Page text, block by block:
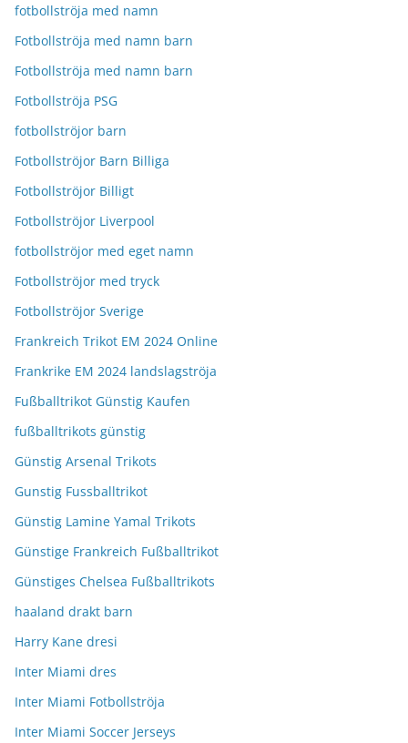
fotbollströja med namn
Fotbollströja med namn barn
Fotbollströja med namn barn
Fotbollströja PSG
fotbollströjor barn
Fotbollströjor Barn Billiga
Fotbollströjor Billigt
Fotbollströjor Liverpool
fotbollströjor med eget namn
Fotbollströjor med tryck
Fotbollströjor Sverige
Frankreich Trikot EM 2024 Online
Frankrike EM 2024 landslagströja
Fußballtrikot Günstig Kaufen
fußballtrikots günstig
Günstig Arsenal Trikots
Gunstig Fussballtrikot
Günstig Lamine Yamal Trikots
Günstige Frankreich Fußballtrikot
Günstiges Chelsea Fußballtrikots
haaland drakt barn
Harry Kane dresi
Inter Miami dres
Inter Miami Fotbollströja
Inter Miami Soccer Jerseys